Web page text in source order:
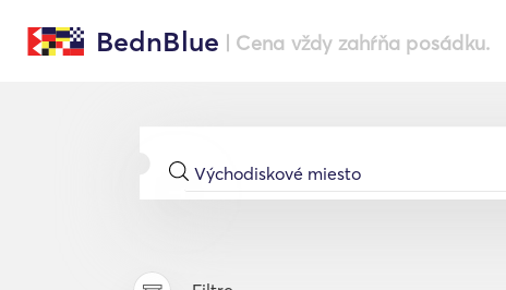
BednBlue | Cena vždy zahŕňa posádku.